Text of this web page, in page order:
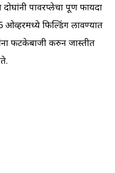
पावरप्लेचा पूर्ण फायदा
ओव्हरमध्ये फिल्डिंग लावण्यात
फटकेबाजी करुन जास्तीत